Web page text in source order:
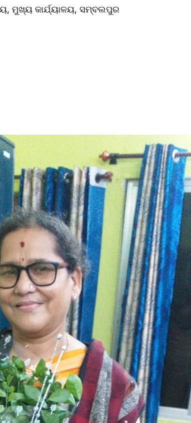
ମୁଖ୍ୟ କାର୍ଯ୍ୟାଳୟ, ସମ୍ବଲପୁର